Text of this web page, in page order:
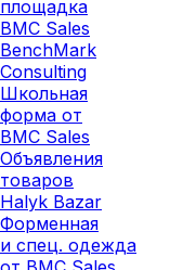
площадка
BMC Sales
BenchMark
Consulting
Школьная
форма от
BMC Sales
Объявления
товаров
Halyk Bazar
Форменная
и спец. одежда